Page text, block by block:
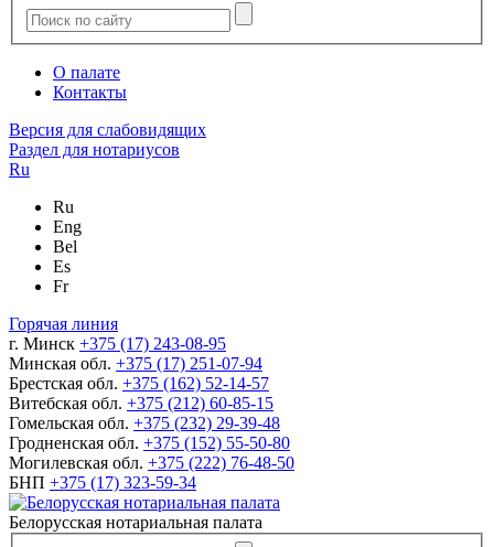
О палате
Контакты
Версия для слабовидящих
Раздел для нотариусов
Ru
Ru
Eng
Bel
Es
Fr
Горячая линия
г. Минск +375 (17) 243-08-95
Минская обл. +375 (17) 251-07-94
Брестская обл. +375 (162) 52-14-57
Витебская обл. +375 (212) 60-85-15
Гомельская обл. +375 (232) 29-39-48
Гродненская обл. +375 (152) 55-50-80
Могилевская обл. +375 (222) 76-48-50
БНП +375 (17) 323-59-34
Белорусская нотариальная палата